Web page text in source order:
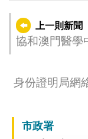
上一則新聞
協和澳門醫學
身份證明局網
市政署